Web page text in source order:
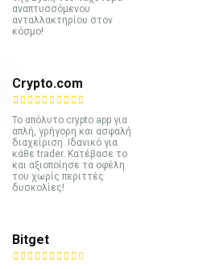
αναπτυσσόμενου
ανταλλακτηρίου στον
κόσμο!
Crypto.com
Το απόλυτο crypto app για
απλή, γρήγορη και ασφαλή
διαχείριση. Ιδανικό για
κάθε trader. Κατέβασε το
και αξιοποίησε τα οφέλη
του χωρίς περιττές
δυσκολίες!
Bitget